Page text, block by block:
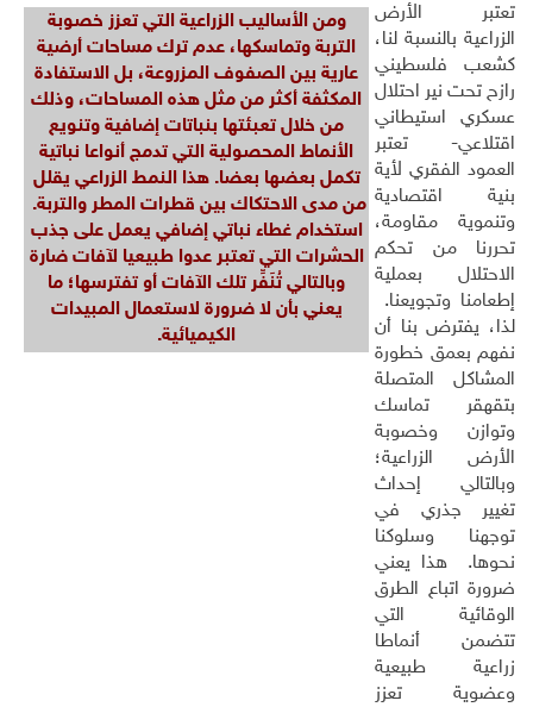
ومن الأساليب الزراعية التي تعزز خصوبة
التربة وتماسكها، عدم ترك مساحات أرضية
عارية بين الصفوف المزروعة، بل الاستفادة
المكثفة أكثر من مثل هذه المساحات، وذلك
من خلال تعبئتها بنباتات إضافية وتنويع
الأنماط المحصولية التي تدمج أنواعا نباتية
تكمل بعضها بعضا. هذا النمط الزراعي يقلل
من مدى الاحتكاك بين قطرات المطر والتربة.
استخدام غطاء نباتي إضافي يعمل على جذب
الحشرات التي تعتبر عدوا طبيعيا لآفات ضارة
وبالتالي تُنَفِّر تلك الآفات أو تفترسها؛ ما
يعني بأن لا ضرورة لاستعمال المبيدات
الكيميائية.
تعتبر الأرض
الزراعية بالنسبة لنا،
كشعب فلسطيني
رازح تحت نير احتلال
عسكري استيطاني
اقتلاعي- تعتبر
العمود الفقري لأية
بنية اقتصادية
وتنموية مقاومة،
تحررنا من تحكم
الاحتلال بعملية
إطعامنا وتجويعنا.
لذا، يفترض بنا أن
نفهم بعمق خطورة
المشاكل المتصلة
بتقهقر تماسك
وتوازن وخصوبة
الأرض الزراعية؛
وبالتالي إحداث
تغيير جذري في
توجهنا وسلوكنا
نحوها. هذا يعني
ضرورة اتباع الطرق
الوقائية التي
تتضمن أنماطا
زراعية طبيعية
وعضوية تعزز